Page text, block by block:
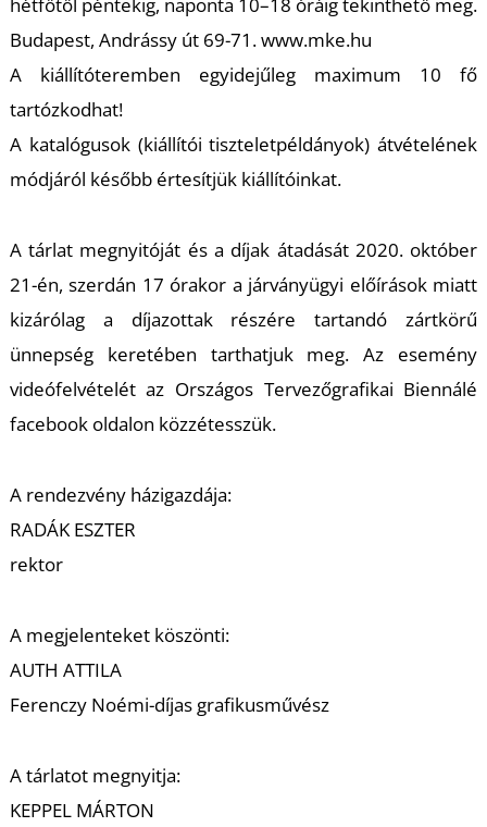
hétfőtől péntekig, naponta 10–18 óráig tekinthető meg.
Budapest, Andrássy út 69-71. www.mke.hu
A kiállítóteremben egyidejűleg maximum 10 fő
tartózkodhat!
A katalógusok (kiállítói tiszteletpéldányok) átvételének
módjáról később értesítjük kiállítóinkat.
A tárlat megnyitóját és a díjak átadását 2020. október
21-én, szerdán 17 órakor a járványügyi előírások miatt
kizárólag a díjazottak részére tartandó zártkörű
ünnepség keretében tarthatjuk meg. Az esemény
videófelvételét az Országos Tervezőgrafikai Biennálé
facebook oldalon közzétesszük.
A rendezvény házigazdája:
RADÁK ESZTER
rektor
A megjelenteket köszönti:
AUTH ATTILA
Ferenczy Noémi-díjas grafikusművész
A tárlatot megnyitja:
KEPPEL MÁRTON